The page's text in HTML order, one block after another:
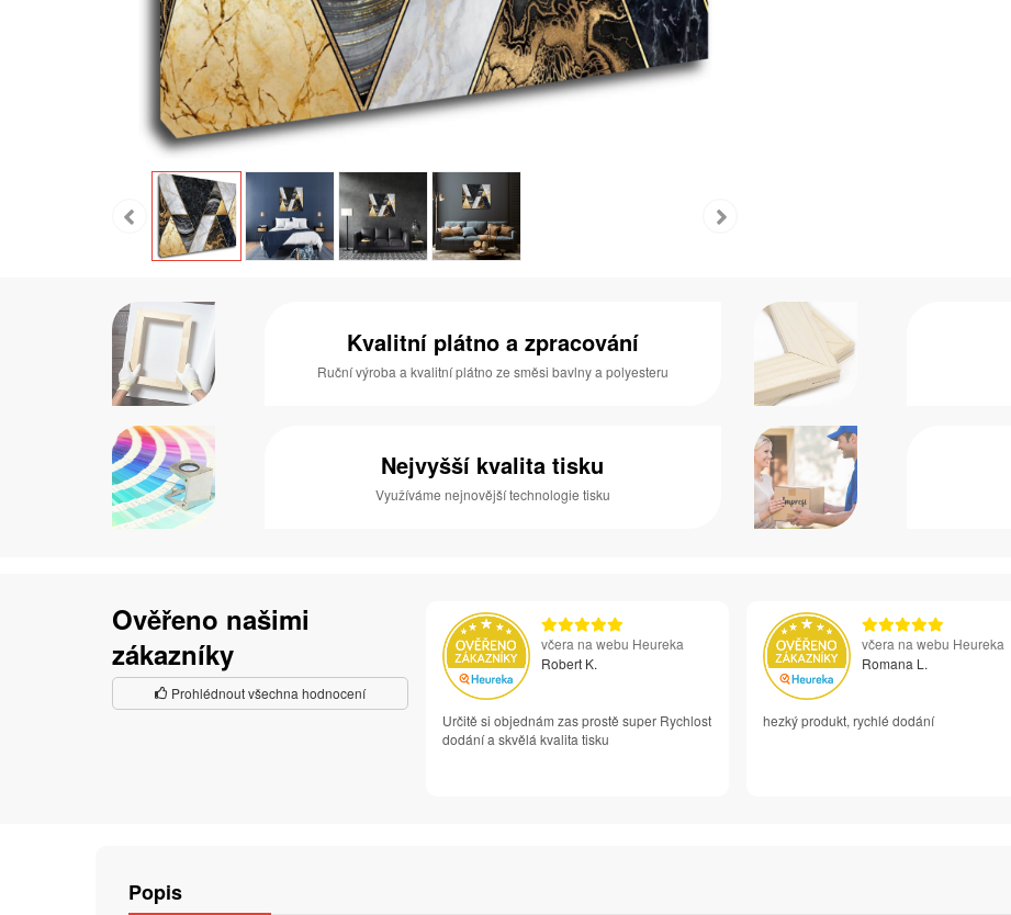
Kvalitní plátno a zpracování
Ruční výroba a kvalitní plátno ze směsi bavlny a polyesteru
Nejvyšší kvalita tisku
Využíváme nejnovější technologie tisku
Ověřeno našimi
zákazníky
Prohlédnout všechna hodnocení
včera na webu Heureka
Robert K.
Určitě si objednám zas prostě super Rychlost
dodání a skvělá kvalita tisku
včera na webu Heureka
Romana L.
hezký produkt, rychlé dodání
Popis